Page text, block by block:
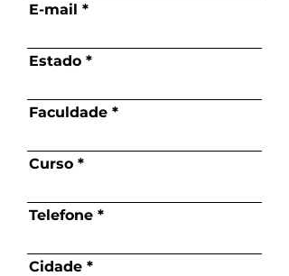
E-mail
Estado
Faculdade
Curso
Telefone
Cidade